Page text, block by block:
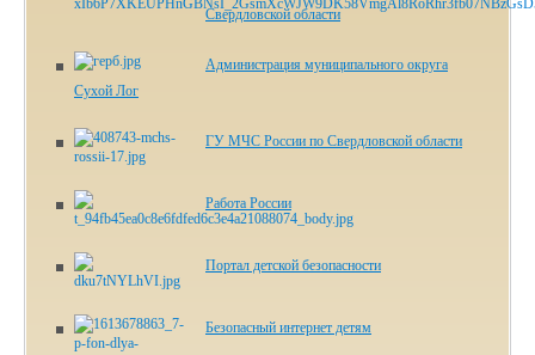
Свердловской области
Администрация муниципального округа
Сухой Лог
ГУ МЧС России по Свердловской области
Работа России
Портал детской безопасности
Безопасный интернет детям